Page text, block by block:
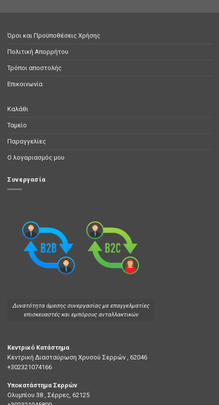
Όροι και Προϋποθέσεις Χρήσης
Πολιτική Απορρήτου
Τρόποι αποστολής
Επικοινωνία
Καλάθι
Ταμείο
Παραγγελίες
Ο λογαριασμός μου
Συνεργασία
Δυνατότητα άμεσης συνεργασίας με επαγγελματίες
επισκευαστές και εμπόρους ανταλλακτικών
Κεντρικό Κατάστημα
Κεντρική Διασταύρωση Χρυσού Σερρών , 62046
+302321074166
Υποκατάστημα Σερρών
Ολυμπίου 38 , Σέρρες, 62125